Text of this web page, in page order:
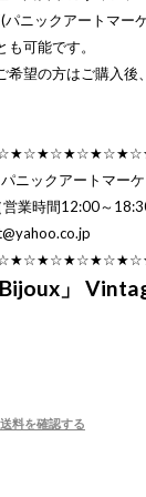
パニックアートマー
可能です。
希望の方はご購入後
ニックアートマー
業時間12:00～
」
送料を確認する